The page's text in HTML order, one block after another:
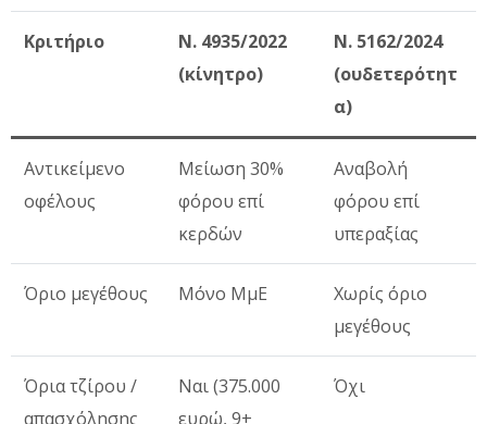
Κριτήριο
Ν. 4935/2022
(κίνητρο)
Ν. 5162/2024
(ουδετερότητ
α)
Αντικείμενο
οφέλους
Μείωση 30%
φόρου επί
κερδών
Αναβολή
φόρου επί
υπεραξίας
Όριο μεγέθους Μόνο ΜμΕ
Χωρίς όριο
μεγέθους
Όρια τζίρου /
απασχόλησης
Ναι (375.000
ευρώ, 9+
Όχι